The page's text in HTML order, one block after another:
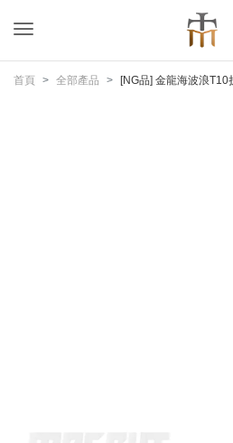
首頁 全部產品 [NG品] 金龍海波浪T10